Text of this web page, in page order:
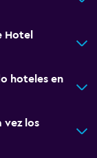
Hotel
hoteles en
vez los